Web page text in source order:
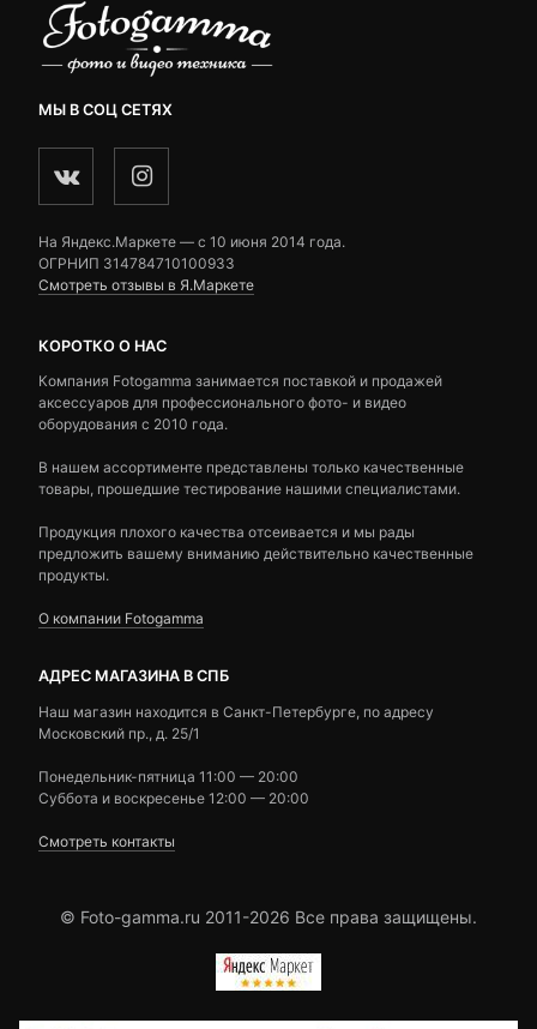
МЫ В СОЦ СЕТЯХ
На Яндекс.Маркете — c 10 июня 2014 года.
ОГРНИП 314784710100933
Смотреть отзывы в Я.Маркете
КОРОТКО О НАС
Компания Fotogamma занимается поставкой и продажей
аксессуаров для профессионального фото- и видео
оборудования с 2010 года.
В нашем ассортименте представлены только качественные
товары, прошедшие тестирование нашими специалистами.
Продукция плохого качества отсеивается и мы рады
предложить вашему вниманию действительно качественные
продукты.
О компании Fotogamma
АДРЕС МАГАЗИНА В СПБ
Наш магазин находится в Санкт-Петербурге, по адресу
Московский пр., д. 25/1
Понедельник-пятница 11:00 — 20:00
Суббота и воскресенье 12:00 — 20:00
Смотреть контакты
© Foto-gamma.ru 2011-2026 Все права защищены.